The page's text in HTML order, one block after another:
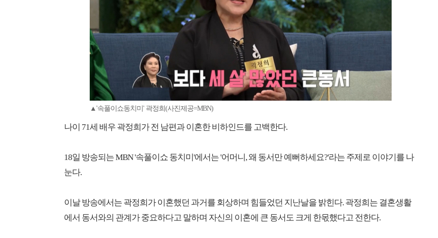
▲'속풀이쇼동치미' 곽정희(사진제공=MBN)
나이 71세 배우 곽정희가 전 남편과 이혼한 비하인드를 고백한다.
18일 방송되는 MBN '속풀이쇼 동치미'에서는 '어머니, 왜 동서만 예뻐하세요?'라는 주제로 이야기를 나
눈다.
이날 방송에서는 곽정희가 이혼했던 과거를 회상하며 힘들었던 지난날을 밝힌다. 곽정희는 결혼생활
에서 동서와의 관계가 중요하다고 말하며 자신의 이혼에 큰 동서도 크게 한몫했다고 전한다.